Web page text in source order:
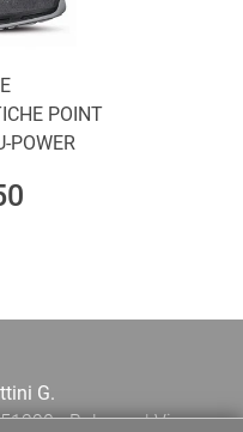
POINT
POWER
G.
- Bologna | Via